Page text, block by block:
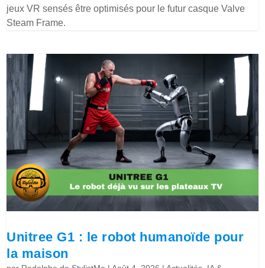
jeux VR sensés être optimisés pour le futur casque Valve
Steam Frame.
Unitree G1 : le robot humanoïde pour
la maison